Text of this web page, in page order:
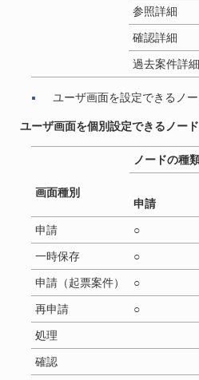
参照詳細
確認詳細
過去案件詳細
ユーザ画面を設定できるノ
ユーザ画面を個別設定できるノー
画面種別
ノードの種
申請
申請 ○
一時保存 ○
申請（起票案件） ○
再申請 ○
処理
確認